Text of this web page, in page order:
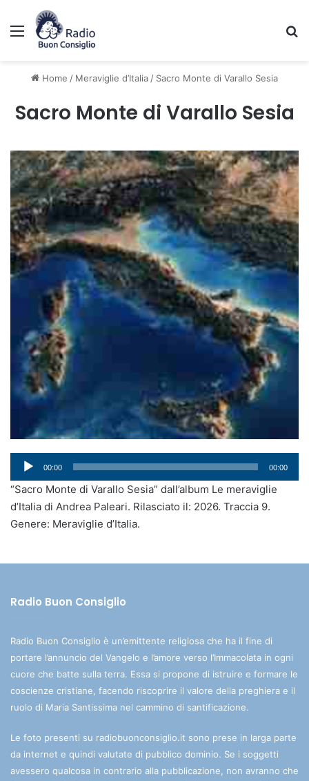
Menu
Home / Meraviglie d’Italia / Sacro Monte di Varallo Sesia
Sacro Monte di Varallo Sesia
Audio
Player
00:00 00:00
“Sacro Monte di Varallo Sesia” dall’album Le meraviglie
d’Italia di Andrea Paleari. Rilasciato il: 2026. Traccia 9.
Genere: Meraviglie d’Italia.
Radio Buon Consiglio
Radio Buon Consiglio è un’emittente religiosa che ha il fine di
portare l’annuncio del Vangelo e l’amore verso l’Immacolata in ogni
cuore che batte sulla terra. Essa si propone di istruire e formare le
coscienze cristiane, facendo riscoprire il valore della preghiera e il
ruolo di Maria Santissima nel cammino di santificazione.
Le foto presenti su radiobuonconsiglio.it sono prese in larga parte
da internet e quindi valutate di pubblico dominio. Se i soggetti
avessero qualcosa in contrario alla pubblicazione, non avranno che